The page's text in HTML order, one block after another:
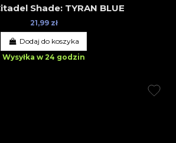
Shade: TYRAN BLUE
21,99 zł
Dodaj do koszyka
Wysyłka w 24 godzin